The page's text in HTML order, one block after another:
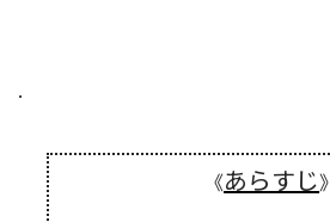
.
《あらすじ》